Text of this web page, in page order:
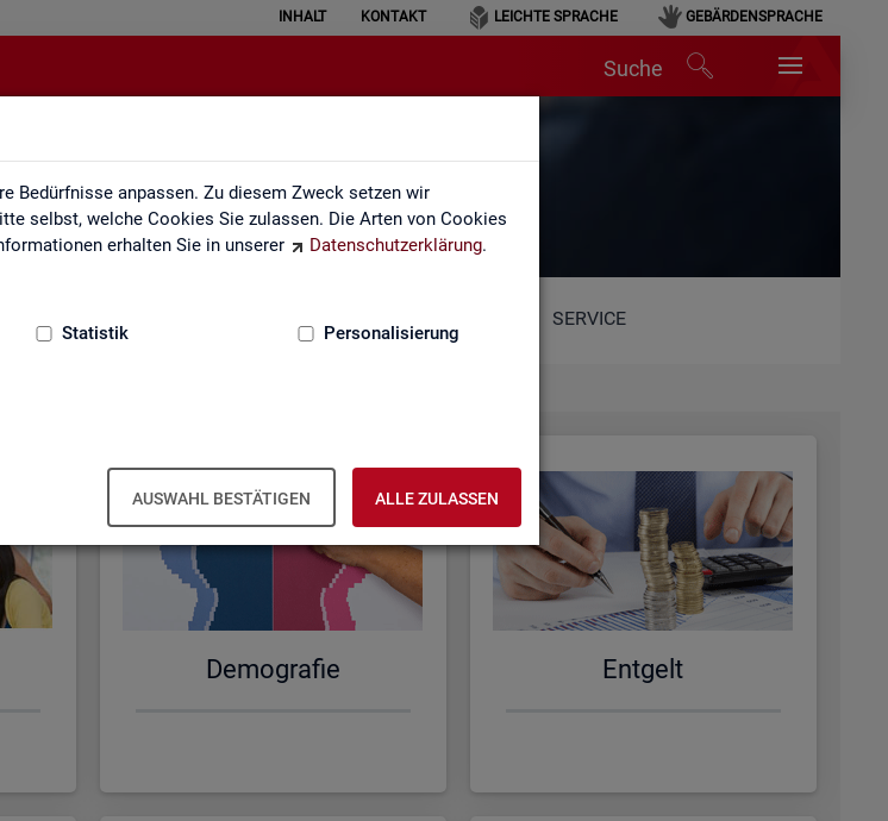
Bedürfnisse anpassen. Zu diesem Zweck setzen wir
selbst, welche Cookies Sie zulassen. Die Arten von Cookies
erhalten Sie in unserer
Datenschutzerklärung.
Statistik Personalisierung
AUSWAHL BESTÄTIGEN ALLE ZULASSEN
INHALT KONTAKT LEICHTE SPRACHE GEBÄRDENSPRACHE
Suche
im Fokus
SERVICE
De­mo­gra­fie Ent­gelt